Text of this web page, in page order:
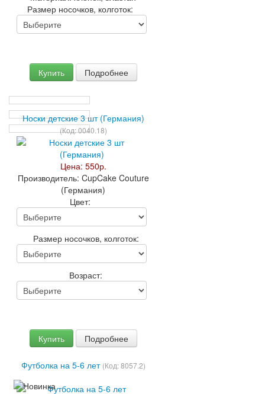
Размер носочков, колготок:
Купить Подробнее
Носки детские 3 шт (Германия)
(Код:0040.18)
Цена: 550р.
Производитель: CupCake Couture
(Германия)
Цвет:
Размер носочков, колготок:
Возраст:
Купить Подробнее
Футболка на 5-6 лет (Код:8057.2)